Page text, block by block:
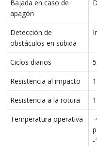
Bajada en caso de
apagón
Detección de
obstáculos en subida
Ciclos diarios
Resistencia al impacto
Resistencia a la rotura
Temperatura operativa
-
-